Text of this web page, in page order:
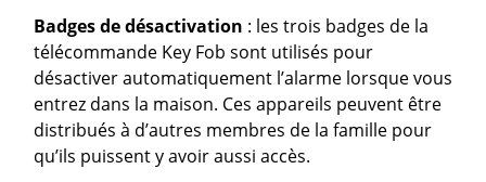
Badges de désactivation : les trois badges de la
télécommande Key Fob sont utilisés pour
désactiver automatiquement l’alarme lorsque vous
entrez dans la maison. Ces appareils peuvent être
distribués à d’autres membres de la famille pour
qu’ils puissent y avoir aussi accès.